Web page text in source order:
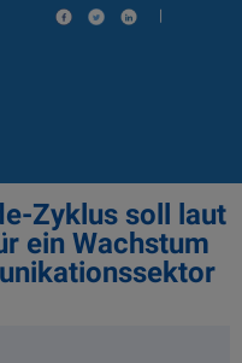
|
Zyklus soll laut
ein Wachstum